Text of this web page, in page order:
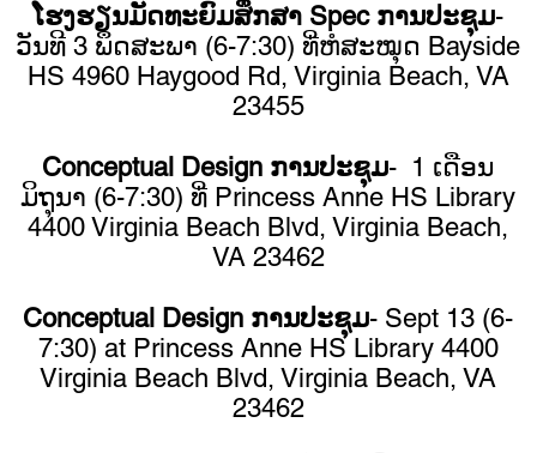
ໂຮງຮຽນມັດທະຍົມສຶກສາ Spec ການປະຊຸມ-
ວັນທີ 3 ພຶດສະພາ (6-7:30) ທີ່ຫໍສະໝຸດ Bayside
HS 4960 Haygood Rd, Virginia Beach, VA
23455
Conceptual Design ການປະຊຸມ- 1 ເດືອນ
ມິຖຸນາ (6-7:30) ທີ່ Princess Anne HS Library
4400 Virginia Beach Blvd, Virginia Beach,
VA 23462
Conceptual Design ການປະຊຸມ- Sept 13 (6-
7:30) at Princess Anne HS Library 4400
Virginia Beach Blvd, Virginia Beach, VA
23462